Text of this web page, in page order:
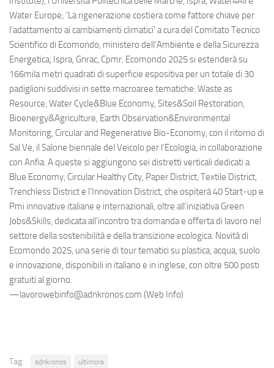
Water Europe; 'La rigenerazione costiera come fattore chiave per
l’adattamento ai cambiamenti climatici' a cura del Comitato Tecnico
Scientifico di Ecomondo, ministero dell’Ambiente e della Sicurezza
Energetica, Ispra, Gnrac, Cpmr. Ecomondo 2025 si estenderà su
166mila metri quadrati di superficie espositiva per un totale di 30
padiglioni suddivisi in sette macroaree tematiche: Waste as
Resource, Water Cycle&Blue Economy, Sites&Soil Restoration,
Bioenergy&Agriculture, Earth Observation&Environmental
Monitoring, Circular and Regenerative Bio-Economy, con il ritorno di
Sal.Ve, il Salone biennale del Veicolo per l’Ecologia, in collaborazione
con Anfia. A queste si aggiungono sei distretti verticali dedicati a
Blue Economy, Circular Healthy City, Paper District, Textile District,
Trenchless District e l’Innovation District, che ospiterà 40 Start-up e
Pmi innovative italiane e internazionali, oltre all’iniziativa Green
Jobs&Skills, dedicata all’incontro tra domanda e offerta di lavoro nel
settore della sostenibilità e della transizione ecologica. Novità di
Ecomondo 2025, una serie di tour tematici su plastica, acqua, suolo
e innovazione, disponibili in italiano e in inglese, con oltre 500 posti
gratuiti al giorno.
—lavorowebinfo@adnkronos.com (Web Info)
Tag: adnkronos ultimora